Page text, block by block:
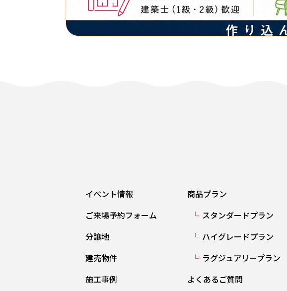
イベント情報
ご来場予約フォーム
分譲地
建売物件
施工事例
商品プラン
スタンダードプラン
ハイグレードプラン
ラグジュアリープラン
よくあるご質問